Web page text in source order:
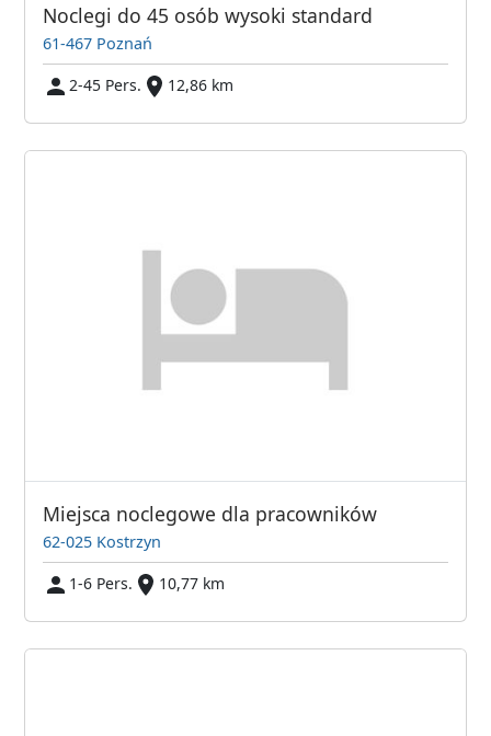
Noclegi do 45 osób wysoki standard
61-467 Poznań
2-45 Pers.
12,86 km
Miejsca noclegowe dla pracowników
62-025 Kostrzyn
1-6 Pers.
10,77 km